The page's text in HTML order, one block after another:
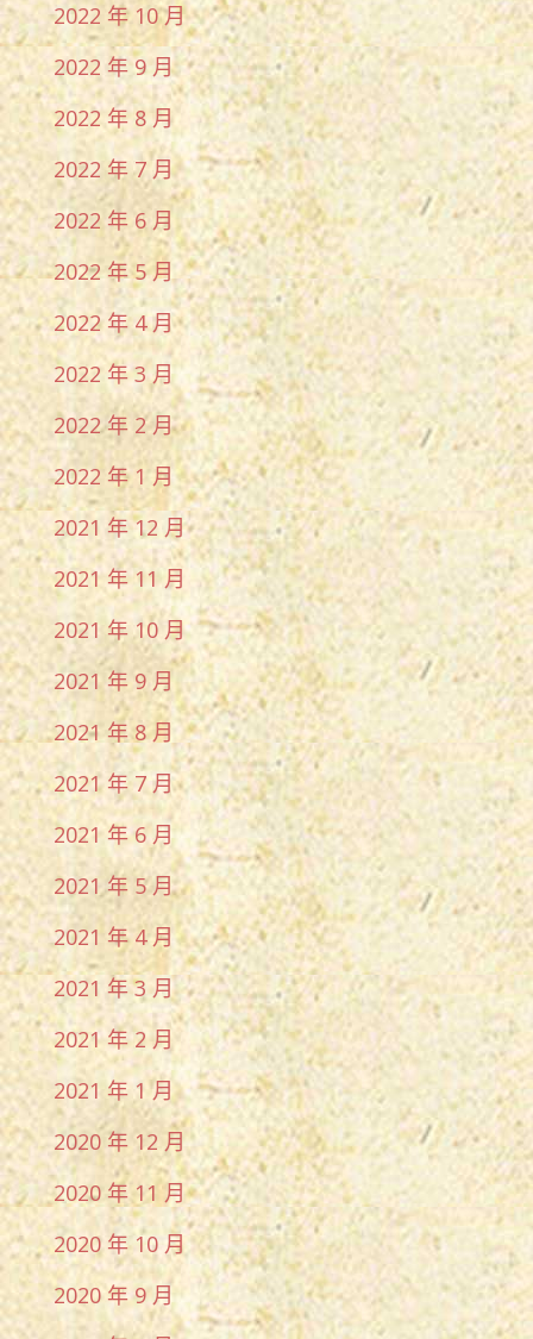
2022 年 10 月
2022 年 9 月
2022 年 8 月
2022 年 7 月
2022 年 6 月
2022 年 5 月
2022 年 4 月
2022 年 3 月
2022 年 2 月
2022 年 1 月
2021 年 12 月
2021 年 11 月
2021 年 10 月
2021 年 9 月
2021 年 8 月
2021 年 7 月
2021 年 6 月
2021 年 5 月
2021 年 4 月
2021 年 3 月
2021 年 2 月
2021 年 1 月
2020 年 12 月
2020 年 11 月
2020 年 10 月
2020 年 9 月